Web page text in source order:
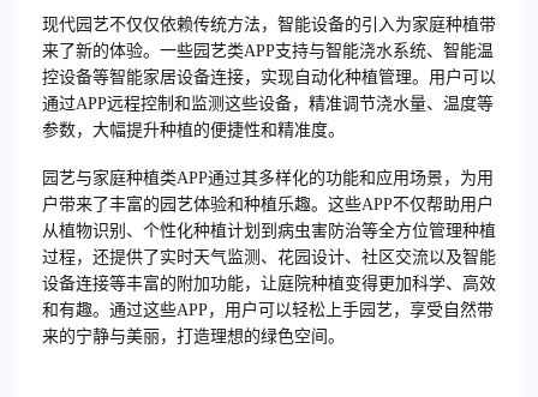
现代园艺不仅仅依赖传统方法，智能设备的引入为家庭种植带
来了新的体验。一些园艺类APP支持与智能浇水系统、智能温
控设备等智能家居设备连接，实现自动化种植管理。用户可以
通过APP远程控制和监测这些设备，精准调节浇水量、温度等
参数，大幅提升种植的便捷性和精准度。
园艺与家庭种植类APP通过其多样化的功能和应用场景，为用
户带来了丰富的园艺体验和种植乐趣。这些APP不仅帮助用户
从植物识别、个性化种植计划到病虫害防治等全方位管理种植
过程，还提供了实时天气监测、花园设计、社区交流以及智能
设备连接等丰富的附加功能，让庭院种植变得更加科学、高效
和有趣。通过这些APP，用户可以轻松上手园艺，享受自然带
来的宁静与美丽，打造理想的绿色空间。